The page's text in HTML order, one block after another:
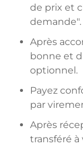
de prix et
demande".
Après
bonne et
optionnel.
Payez
par
Après
transféré à